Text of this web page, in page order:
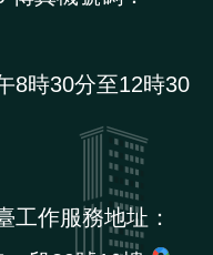
8時30分至12時30
工作服務地址：